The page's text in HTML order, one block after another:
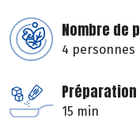
Nombre de
4 personnes
Préparation
15 min